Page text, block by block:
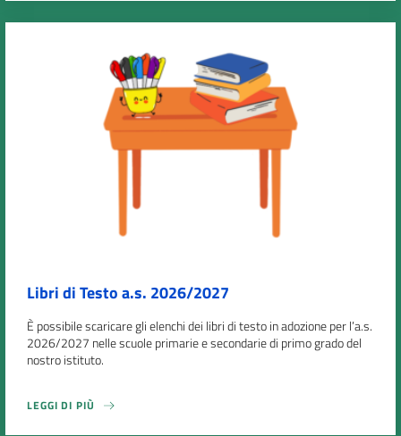
Libri di Testo a.s. 2026/2027
È possibile scaricare gli elenchi dei libri di testo in adozione per l’a.s.
2026/2027 nelle scuole primarie e secondarie di primo grado del
nostro istituto.
LEGGI DI PIÙ